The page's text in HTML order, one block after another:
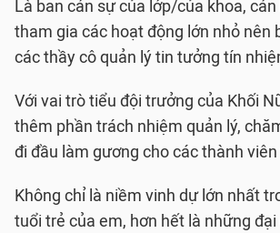
Là ban cán sự của lớp/của khoa,
tham gia các hoạt động lớn nhỏ nên
các thầy cô quản lý tin tưởng tín
Với vai trò tiểu đội trưởng của Khối
thêm phần trách nhiệm quản lý,
đi đầu làm gương cho các thành
Không chỉ là niềm vinh dự lớn nhất
tuổi trẻ của em, hơn hết là những